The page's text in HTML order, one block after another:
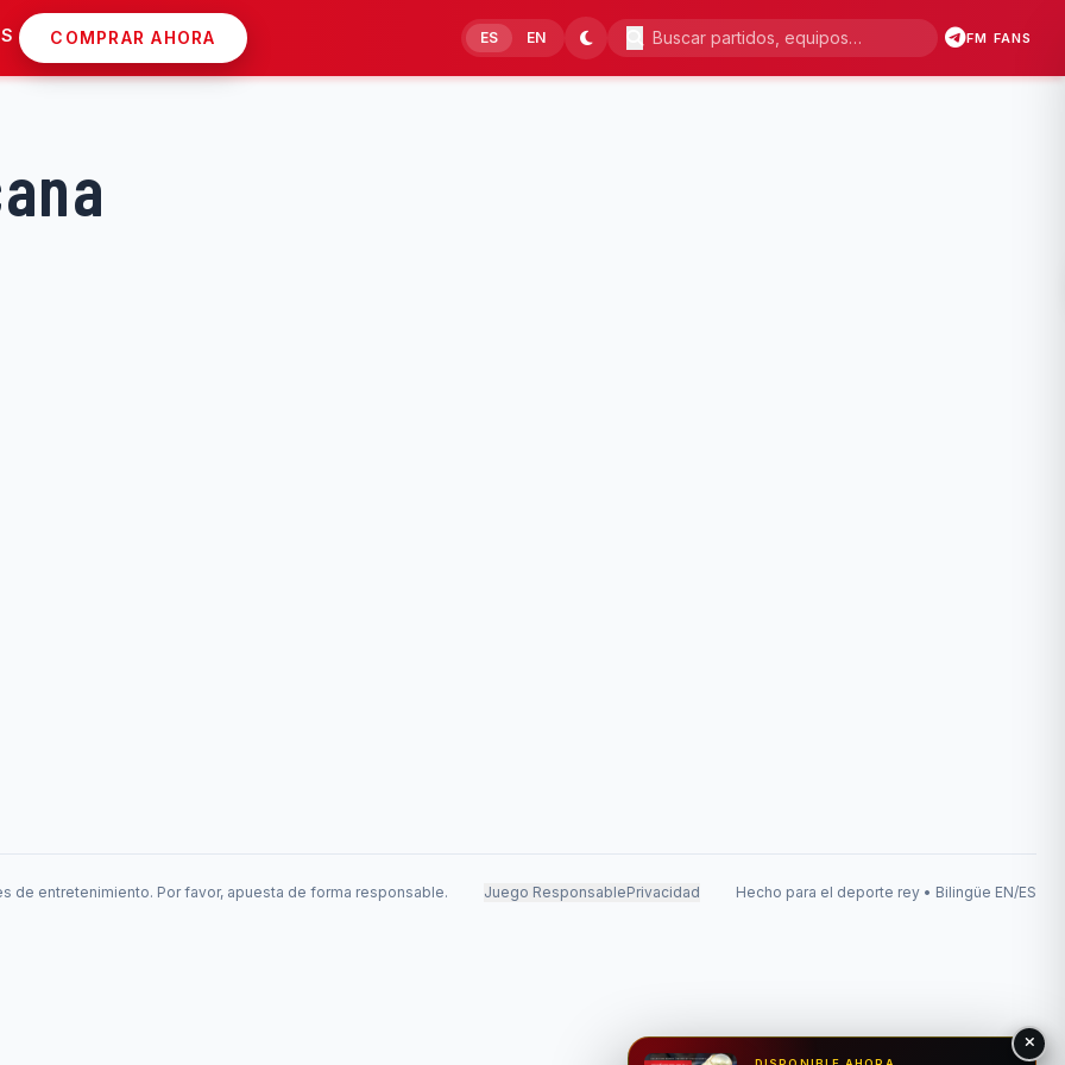
COMPRAR AHORA ES EN FM FANS
de entretenimiento. Por favor, apuesta de forma responsable. Juego ResponsablePrivacidad Hecho para el deporte rey • Bilingüe EN/ES